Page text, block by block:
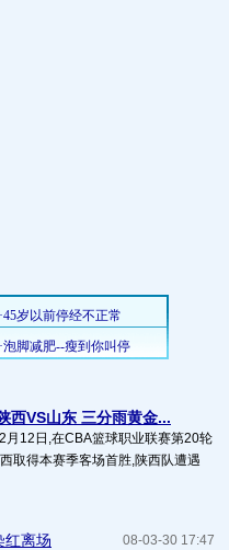
西VS山东 三分雨黄金...
月12日,在CBA篮球职业联赛第20轮
取得本赛季客场首胜,陕西队遭遇
08-03-30 17:47
红离场